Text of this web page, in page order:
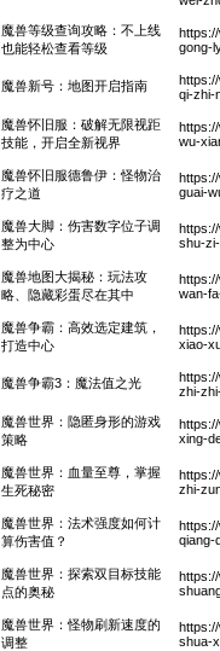
魔兽等级查询攻略：不上线
也能轻松查看等级
gong-
魔兽新号：地图开启指南
qi-zhi-
魔兽怀旧服：破解无限视距
技能，开启全新视界
wu-
魔兽怀旧服德鲁伊：怪物治
疗之道
guai-
魔兽大脚：伤害数字位子调
整为中心
shu-
魔兽地图大揭秘：玩法攻
略、隐藏彩蛋尽在其中
wan-
魔兽争霸：高效选定建筑，
打造中心
xiao-
魔兽争霸3：魔法值之光
zhi-
魔兽世界：隐匿身形的游戏
策略
xing-
魔兽世界：血量至尊，掌握
生死秘密
zhi-
魔兽世界：法术强度如何计
算伤害值？
qiang-
魔兽世界：探索双目标技能
点的奥秘
魔兽世界：怪物刷新速度的
调整
shua-